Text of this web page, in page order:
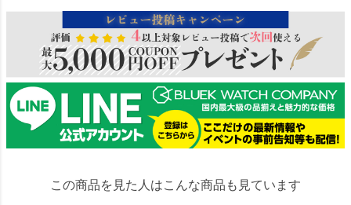
この商品を見た人はこんな商品も見ています